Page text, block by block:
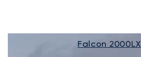
Falcon 2000LX